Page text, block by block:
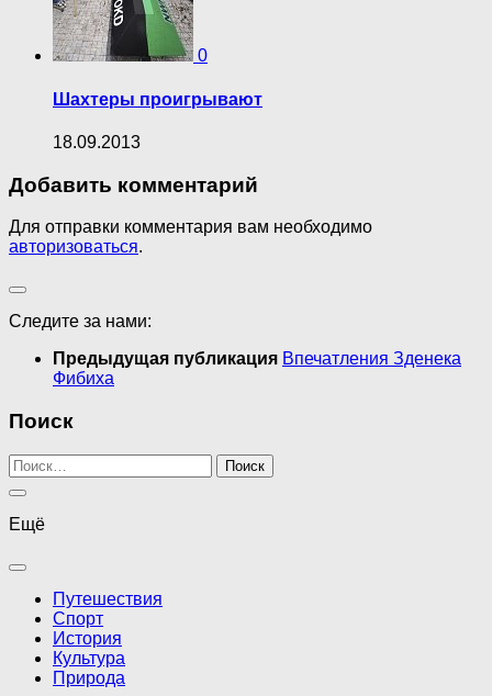
0
Шахтеры проигрывают
18.09.2013
Добавить комментарий
Для отправки комментария вам необходимо
авторизоваться.
Следите за нами:
Предыдущая публикация Впечатления Зденека
Фибиха
Поиск
Найти:
Ещё
Путешествия
Спорт
История
Культура
Природа